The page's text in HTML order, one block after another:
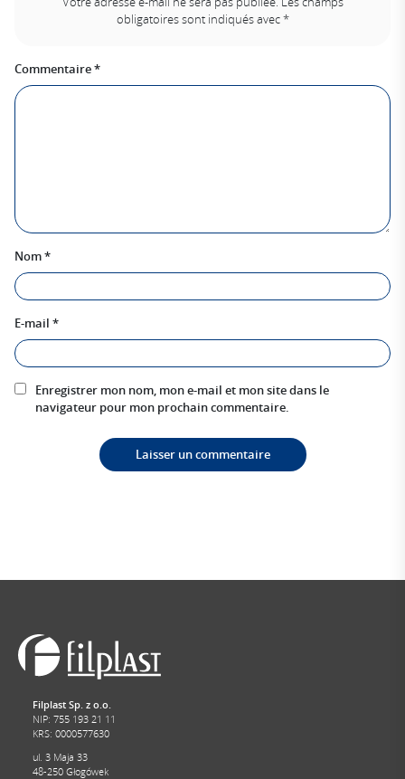
obligatoires sont indiqués avec*
Commentaire*
Nom*
E-mail *
Enregistrer mon nom, mon e-mail et mon site dans le
navigateur pour mon prochain commentaire.
Filplast Sp. z o.o.
NIP: 755 193 21 11
KRS: 0000577630
ul. 3 Maja 33
48-250 Głogówek